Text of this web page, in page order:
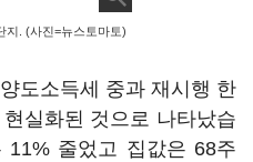
지. (사진=뉴스토마토)
도소득세 중과 재시행 한
실화된 것으로 나타났습
11% 줄었고 집값은 68주